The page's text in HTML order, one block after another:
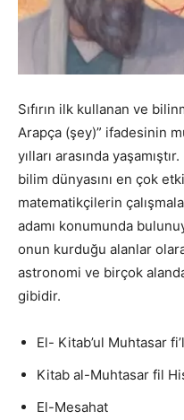
Sıfırın ilk kullanan ve
Arapça (şey)” ifadesinin
yılları arasında
bilim dünyasını en çok
matematikçilerin
adamı konumunda
onun kurduğu alanlar
astronomi ve birçok
gibidir.
El- Kitab’ul Muhtasar
Kitab al-Muhtasar fil
El-Mesahat